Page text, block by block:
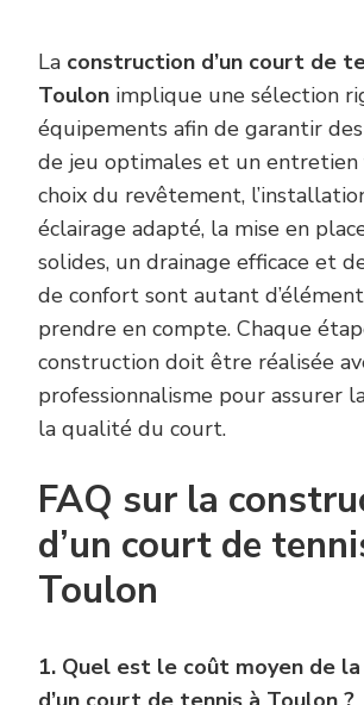
La construction d’un court de
Toulon implique une sélection
équipements afin de garantir
de jeu optimales et un entretien
choix du revêtement,
éclairage adapté, la mise en
solides, un drainage efficace et
de confort sont autant
prendre en compte. Chaque
construction doit être réalisée
professionnalisme pour assurer
la qualité du court.
FAQ sur la
d’un court de
Toulon
1. Quel est le coût moyen de